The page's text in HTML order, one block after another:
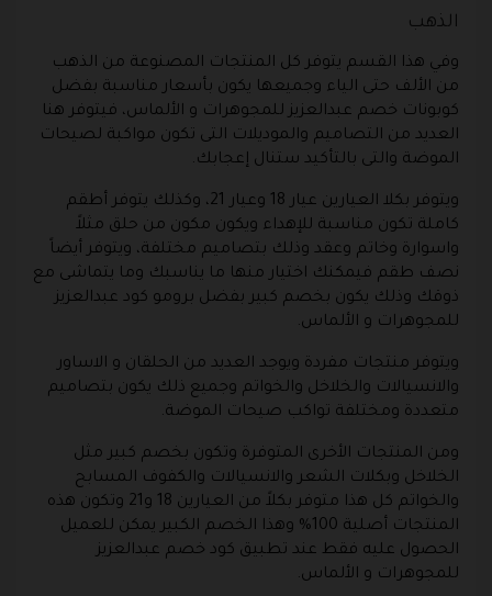
الذهب
وفي هذا القسم يتوفر كل المنتجات المصنوعة من الذهب
من الألف حتى الياء وجميعها يكون بأسعار مناسبة بفضل
كوبونات خصم عبدالعزيز للمجوهرات و الألماس، فيتوفر هنا
العديد من التصاميم والموديلات التى تكون مواكبة لصيحات
الموضة والتى بالتأكيد ستنال إعجابك.
ويتوفر بكلا العيارين عيار 18 وعيار 21، وكذلك يتوفر أطقم
كاملة تكون مناسبة للإهداء ويكون مكون من حلق مثلاً
واسوارة وخاتم وعقد وذلك بتصاميم مختلفة، ويتوفر أيضاً
نصف طقم فيمكنك اختيار منها ما يناسبك وما يتماشى مع
ذوقك وذلك يكون بخصم كبير بفضل برومو كود عبدالعزيز
للمجوهرات و الألماس.
ويتوفر منتجات مفردة ويوجد العديد من الحلقان و الاساور
والانسيالات والخلاخل والخواتم وجميع ذلك يكون بتصاميم
متعددة ومختلفة تواكب صيحات الموضة.
ومن المنتجات الأخرى المتوفرة وتكون بخصم كبير مثل
الخلاخل وبكلات الشعر والانسيالات والكفوف المسابح
والخواتم كل هذا متوفر بكلاً من العيارين 18 و21 وتكون هذه
المنتجات أصلية 100% وهذا الخصم الكبير يمكن للعميل
الحصول عليه فقط عند تطبيق كود خصم عبدالعزيز
للمجوهرات و الألماس.